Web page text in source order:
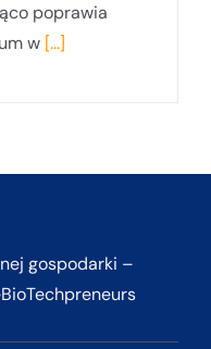
poprawia
w [...]
gospodarki –